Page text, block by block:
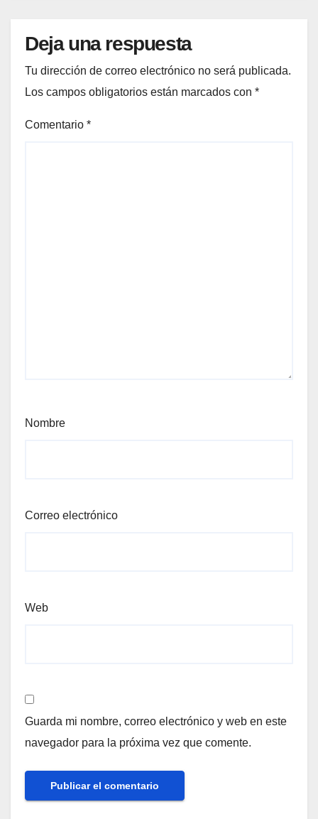
Deja una respuesta
Tu dirección de correo electrónico no será publicada.
Los campos obligatorios están marcados con *
Comentario *
Nombre
Correo electrónico
Web
Guarda mi nombre, correo electrónico y web en este
navegador para la próxima vez que comente.